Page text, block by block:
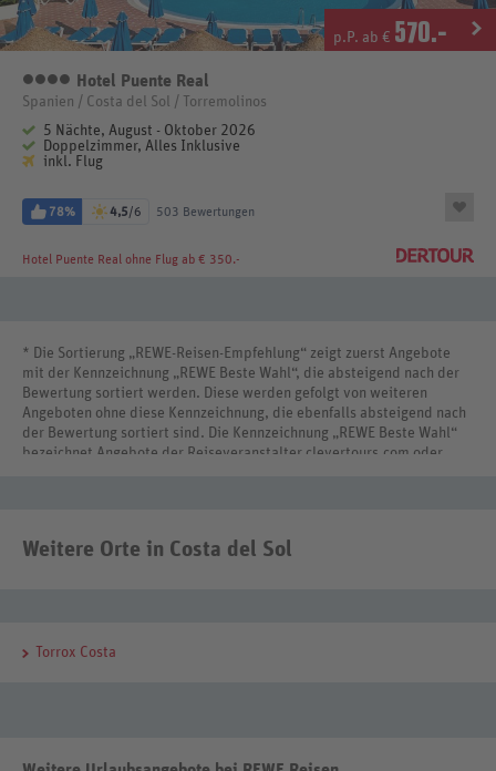
p.P. ab € 570.-
4 Sterne
Hotel Puente Real
Spanien / Costa del Sol / Torremolinos
5 Nächte, August - Oktober 2026
Doppelzimmer, Alles Inklusive
inkl. Flug
78% 4,5/6 503 Bewertungen
Hotel Puente Real ohne Flug ab € 350.-
* Die Sortierung „REWE-Reisen-Empfehlung“ zeigt zuerst Angebote
mit der Kennzeichnung „REWE Beste Wahl“, die absteigend nach der
Bewertung sortiert werden. Diese werden gefolgt von weiteren
Angeboten ohne diese Kennzeichnung, die ebenfalls absteigend nach
der Bewertung sortiert sind. Die Kennzeichnung „REWE Beste Wahl“
bezeichnet Angebote der Reiseveranstalter clevertours.com oder
Weitere Orte in Costa del Sol
Torrox Costa